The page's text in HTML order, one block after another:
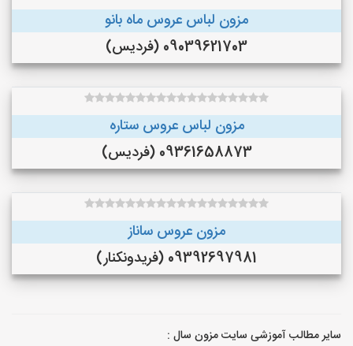
مزون لباس عروس ماه بانو
09039621703 (فردیس)
مزون لباس عروس ستاره
09361658873 (فردیس)
مزون عروس ساناز
09392697981 (فريدونكنار)
سایر مطالب آموزشی سایت مزون سال :